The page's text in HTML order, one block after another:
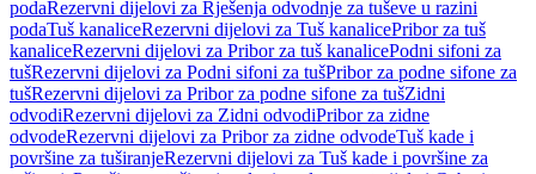
podaRezervni dijelovi za Rješenja odvodnje za tuševe u razini
podaTuš kanaliceRezervni dijelovi za Tuš kanalicePribor za tuš
kanaliceRezervni dijelovi za Pribor za tuš kanalicePodni sifoni za
tušRezervni dijelovi za Podni sifoni za tušPribor za podne sifone za
tušRezervni dijelovi za Pribor za podne sifone za tušZidni
odvodiRezervni dijelovi za Zidni odvodiPribor za zidne
odvodeRezervni dijelovi za Pribor za zidne odvodeTuš kade i
površine za tuširanjeRezervni dijelovi za Tuš kade i površine za